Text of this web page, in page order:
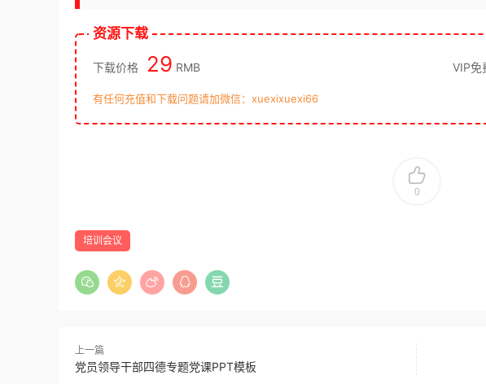
资源下载
下载价格 29 RMB VIP免
有任何充值和下载问题请加微信：xuexixuexi66
0
培训会议
上一篇
党员领导干部四德专题党课PPT模板